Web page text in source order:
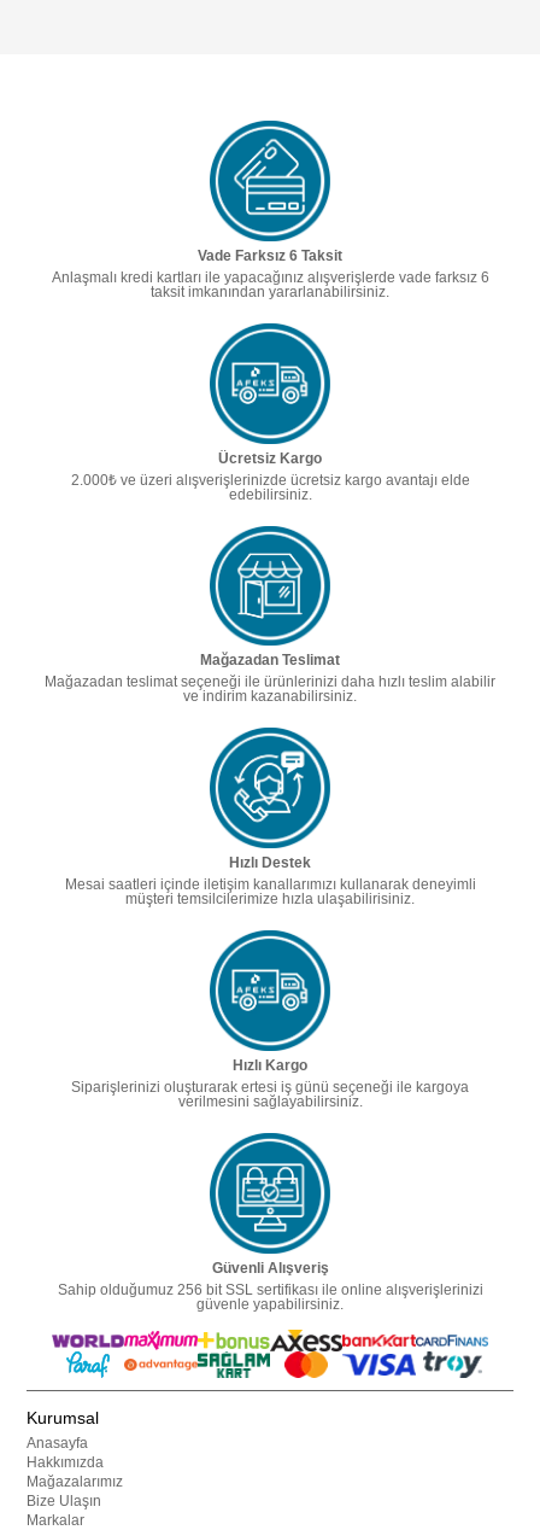
Vade Farksız 6 Taksit
Anlaşmalı kredi kartları ile yapacağınız alışverişlerde vade farksız 6
taksit imkanından yararlanabilirsiniz.
Ücretsiz Kargo
2.000₺ ve üzeri alışverişlerinizde ücretsiz kargo avantajı elde
edebilirsiniz.
Mağazadan Teslimat
Mağazadan teslimat seçeneği ile ürünlerinizi daha hızlı teslim alabilir
ve indirim kazanabilirsiniz.
Hızlı Destek
Mesai saatleri içinde iletişim kanallarımızı kullanarak deneyimli
müşteri temsilcilerimize hızla ulaşabilirisiniz.
Hızlı Kargo
Siparişlerinizi oluşturarak ertesi iş günü seçeneği ile kargoya
verilmesini sağlayabilirsiniz.
Güvenli Alışveriş
Sahip olduğumuz 256 bit SSL sertifikası ile online alışverişlerinizi
güvenle yapabilirsiniz.
Kurumsal
Anasayfa
Hakkımızda
Mağazalarımız
Bize Ulaşın
Markalar